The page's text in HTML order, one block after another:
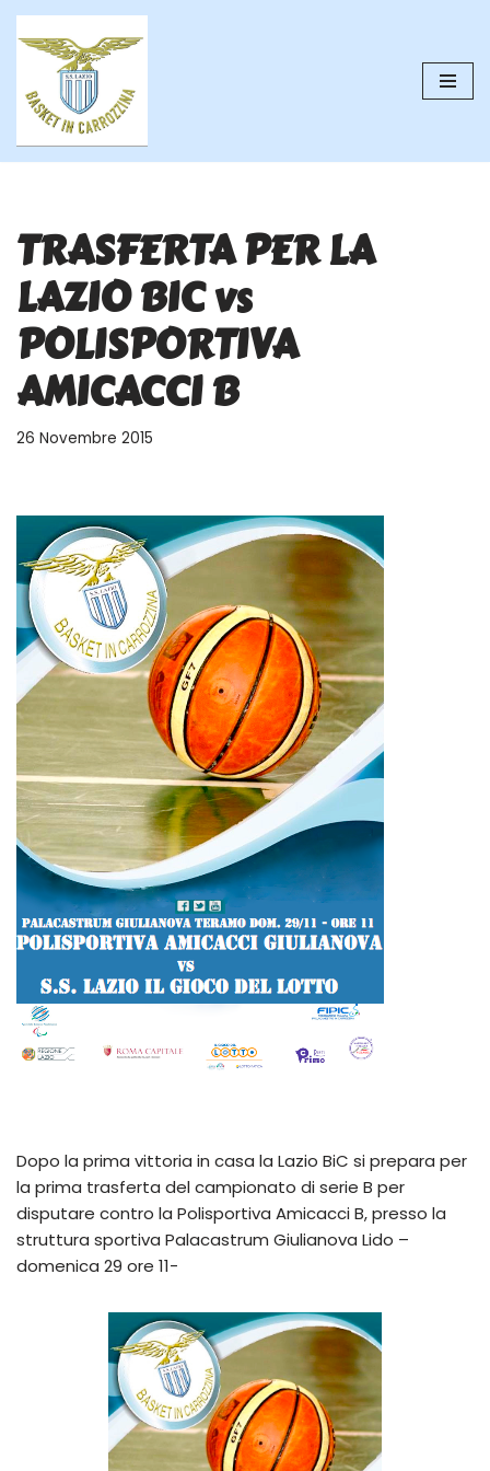
contenuto
TRASFERTA PER LA
LAZIO BIC vs
POLISPORTIVA
AMICACCI B
26 Novembre 2015
Dopo la prima vittoria in casa la Lazio BiC si prepara per
la prima trasferta del campionato di serie B per
disputare contro la Polisportiva Amicacci B, presso la
struttura sportiva Palacastrum Giulianova Lido –
domenica 29 ore 11-